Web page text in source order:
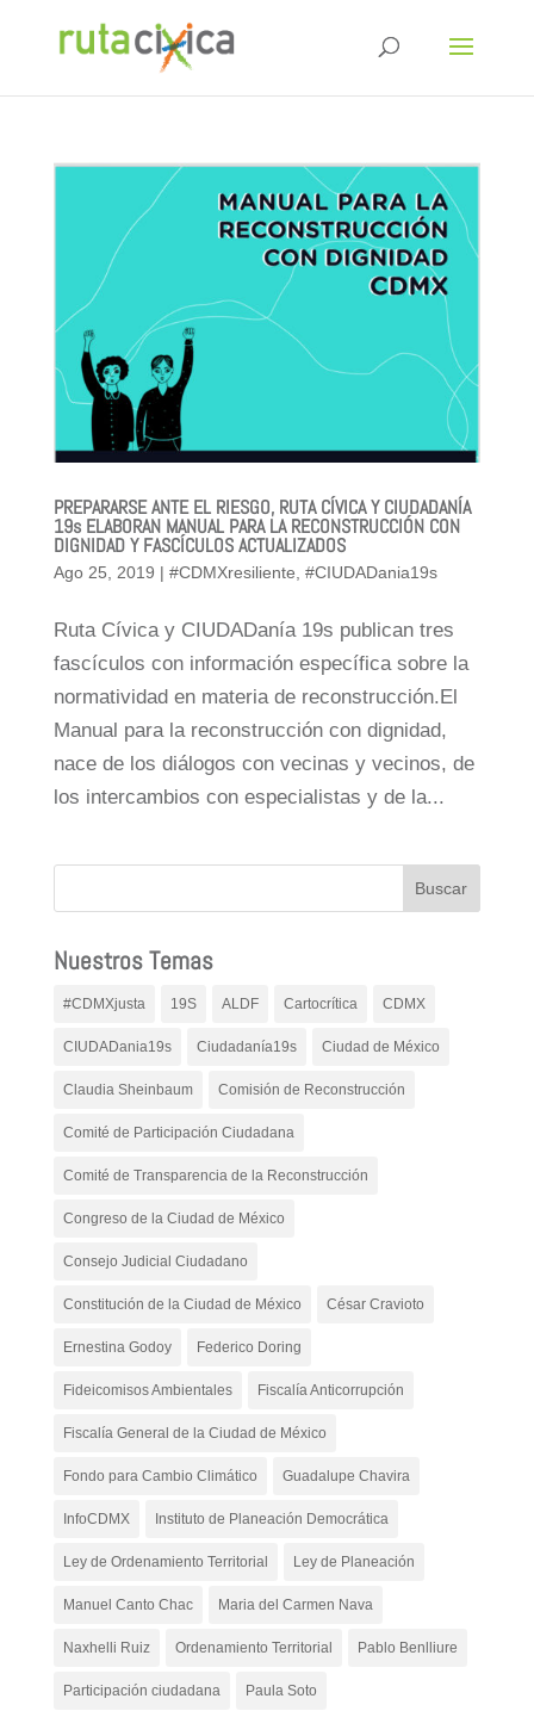
PREPARARSE ANTE EL RIESGO, RUTA CÍVICA Y CIUDADANÍA
19s ELABORAN MANUAL PARA LA RECONSTRUCCIÓN CON
DIGNIDAD Y FASCÍCULOS ACTUALIZADOS
Ago 25, 2019 | #CDMXresiliente, #CIUDADania19s
Ruta Cívica y CIUDADanía 19s publican tres
fascículos con información específica sobre la
normatividad en materia de reconstrucción.El
Manual para la reconstrucción con dignidad,
nace de los diálogos con vecinas y vecinos, de
los intercambios con especialistas y de la...
Nuestros Temas
#CDMXjusta 19S ALDF Cartocrítica CDMX
CIUDADania19s Ciudadanía19s Ciudad de México
Claudia Sheinbaum Comisión de Reconstrucción
Comité de Participación Ciudadana
Comité de Transparencia de la Reconstrucción
Congreso de la Ciudad de México
Consejo Judicial Ciudadano
Constitución de la Ciudad de México César Cravioto
Ernestina Godoy Federico Doring
Fideicomisos Ambientales Fiscalía Anticorrupción
Fiscalía General de la Ciudad de México
Fondo para Cambio Climático Guadalupe Chavira
InfoCDMX Instituto de Planeación Democrática
Ley de Ordenamiento Territorial Ley de Planeación
Manuel Canto Chac Maria del Carmen Nava
Naxhelli Ruiz Ordenamiento Territorial Pablo Benlliure
Participación ciudadana Paula Soto